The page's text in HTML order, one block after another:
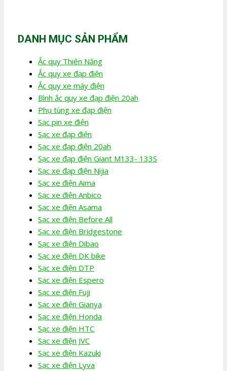
DANH MỤC SẢN PHẨM
Ắc quy Thiên Năng
Ắc quy xe đạp điện
Ắc quy xe máy điện
Bình ắc quy xe đạp điện 20ah
Phụ tùng xe đạp điện
Sạc pin xe điện
Sạc xe đạp điện
Sạc xe đạp điện 20ah
Sạc xe đạp điện Giant M133- 133S
Sạc xe đạp điện Nijia
Sạc xe điện Aima
Sạc xe điện Anbico
Sạc xe điện Asama
Sạc xe điện Before All
Sạc xe điện Bridgestone
Sạc xe điện Dibao
Sạc xe điện DK bike
Sạc xe điện DTP
Sạc xe điện Espero
Sạc xe điện Fuji
Sạc xe điện Gianya
Sạc xe điện Honda
Sạc xe điện HTC
Sạc xe điện JVC
Sạc xe điện Kazuki
Sạc xe điện Lyva